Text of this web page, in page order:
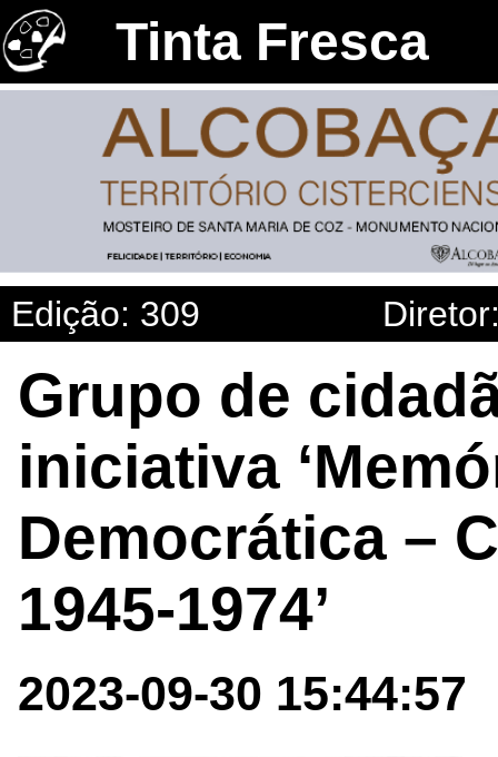
Tinta Fresca
Edição: 309
Grupo de
iniciativa
Democrática –
1945-1974’
2023-09-30 15:44:57